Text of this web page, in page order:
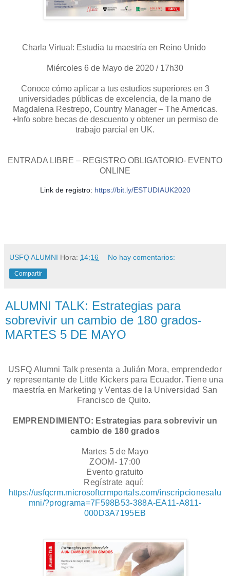
Charla Virtual: Estudia tu maestría en Reino Unido
Miércoles 6 de Mayo de 2020 / 17h30
Conoce cómo aplicar a tus estudios superiores en 3
universidades públicas de excelencia, de la mano de
Magdalena Restrepo, Country Manager – The Americas.
+Info sobre becas de descuento y obtener un permiso de
trabajo parcial en UK.
ENTRADA LIBRE – REGISTRO OBLIGATORIO- EVENTO
ONLINE
Link de registro: https://bit.ly/ESTUDIAUK2020
USFQ ALUMNI Hora: 14:16 No hay comentarios:
Compartir
ALUMNI TALK: Estrategias para
sobrevivir un cambio de 180 grados-
MARTES 5 DE MAYO
USFQ Alumni Talk presenta a Julián Mora, emprendedor
y representante de Little Kickers para Ecuador. Tiene una
maestría en Marketing y Ventas de la Universidad San
Francisco de Quito.
EMPRENDIMIENTO: Estrategias para sobrevivir un
cambio de 180 grados
Martes 5 de Mayo
ZOOM- 17:00
Evento gratuito
Regístrate aquí:
https://usfqcrm.microsoftcrmportals.com/inscripcionesalu
mni/?programa=7F598B53-388A-EA11-A811-
000D3A7195EB